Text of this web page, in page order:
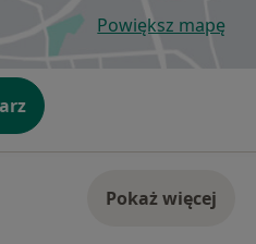
Powiększ mapę
otwiera się
Pokaż więcej
o adresie